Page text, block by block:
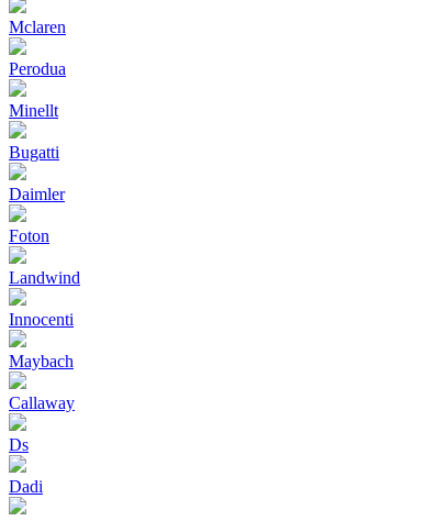
Mclaren
Perodua
Minellt
Bugatti
Daimler
Foton
Landwind
Innocenti
Maybach
Callaway
Ds
Dadi